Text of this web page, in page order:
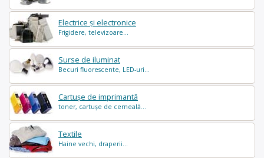
Electrice și electronice
Frigidere, televizoare...
Surse de iluminat
Becuri fluorescente, LED-uri...
Cartușe de imprimantă
toner, cartușe de cerneală...
Textile
Haine vechi, draperii...